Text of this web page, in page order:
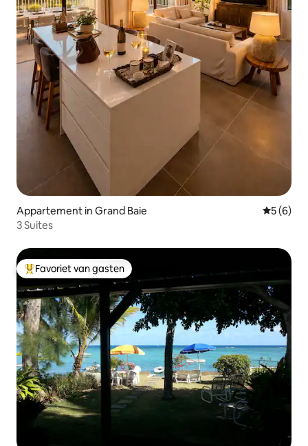
Appartement in Grand Baie
5 (6)
3 Suites
Topfavoriet van gasten
Favoriet van gasten